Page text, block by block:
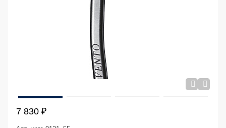
7 830 ₽